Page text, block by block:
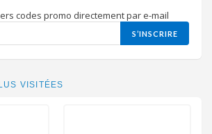
codes promo directement par e-mail
S’INSCRIRE
VISITÉES